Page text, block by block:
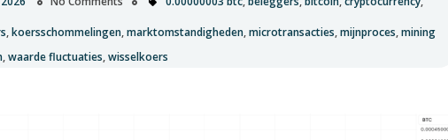
,koersschommelingen,marktomstandigheden,microtransacties,mijnproces,mining
,waarde fluctuaties,wisselkoers